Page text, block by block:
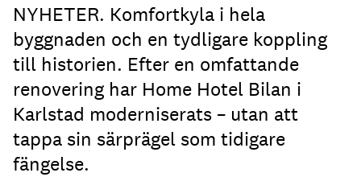
NYHETER. Komfortkyla i hela
byggnaden och en tydligare koppling
till historien. Efter en omfattande
renovering har Home Hotel Bilan i
Karlstad moderniserats – utan att
tappa sin särprägel som tidigare
fängelse.